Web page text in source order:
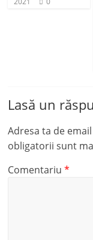
Lasă un
Adresa ta de
obligatorii sunt
Comentariu*